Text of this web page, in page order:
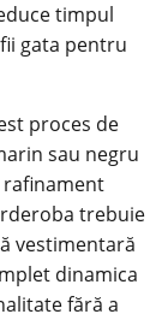
timpul
gata pentru
proces de
sau negru
trebuie
vestimentară
dinamica
fără a